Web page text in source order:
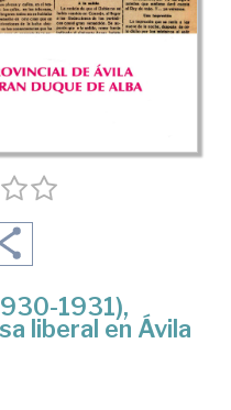
1931),
liberal en Ávila